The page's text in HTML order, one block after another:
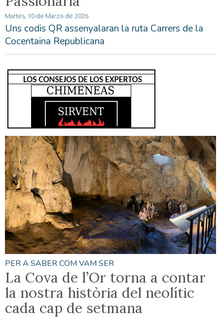
Martes, 10 de Marzo de 2026
Uns codis QR assenyalaran la ruta Carrers de la
Cocentaina Republicana
PER A SABER COM VAM SER
La Cova de l’Or torna a contar
la nostra història del neolític
cada cap de setmana